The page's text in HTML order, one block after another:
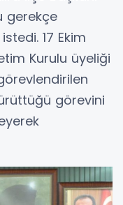
gerekçe
17 Ekim
Kurulu üyeliği
görevini